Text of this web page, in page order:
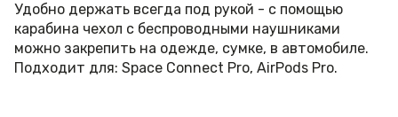
Удобно держать всегда под рукой - с помощью
карабина чехол с беспроводными наушниками
можно закрепить на одежде, сумке, в автомобиле.
Подходит для: Space Connect Pro, AirPods Pro.